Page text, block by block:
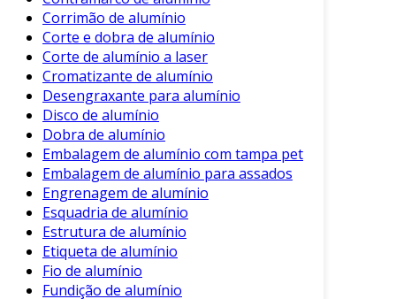
projetadas para minimizar ruídos e
manter temperaturas adequadas no
interior.
Condução Elétrica: O alumínio, sendo um
bom condutor de eletricidade, pode
facilitar a integração de sistemas
eletrônicos e de segurança.
Baixa Manutenção: A resistência do
alumínio contra corrosão reduz a
necessidade de tratamentos frequentes,
como pintura ou tratamento galvanizado.
Aplicações da Carroceria de Alumínio
Corrimão de alumínio
Corte e dobra de alumínio
Corte de alumínio a laser
Cromatizante de alumínio
Desengraxante para alumínio
Disco de alumínio
Dobra de alumínio
Embalagem de alumínio com tampa pet
Embalagem de alumínio para assados
Engrenagem de alumínio
Esquadria de alumínio
Estrutura de alumínio
Etiqueta de alumínio
Fio de alumínio
Fundição de alumínio